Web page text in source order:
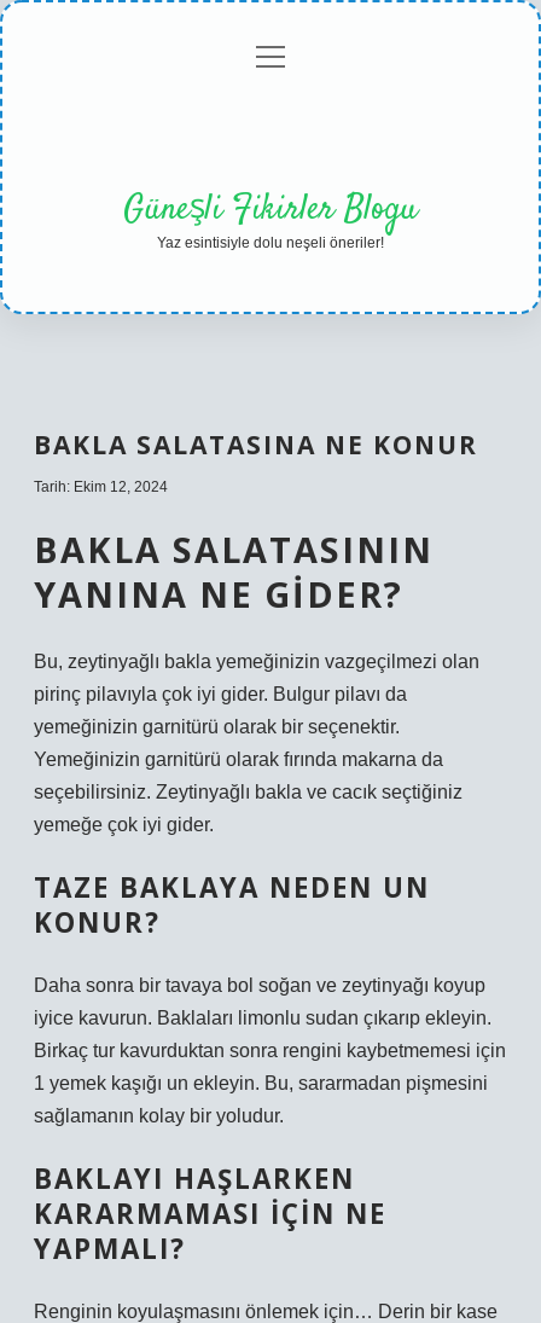
Gizlilikmenüyü
Güneşli Fikirler Blogu
Yaz esintisiyle dolu neşeli öneriler!
BAKLA SALATASINA NE KONUR
Tarih: Ekim 12, 2024
BAKLA SALATASININ
YANINA NE GIDER?
Bu, zeytinyağlı bakla yemeğinizin vazgeçilmezi olan
pirinç pilavıyla çok iyi gider. Bulgur pilavı da
yemeğinizin garnitürü olarak bir seçenektir.
Yemeğinizin garnitürü olarak fırında makarna da
seçebilirsiniz. Zeytinyağlı bakla ve cacık seçtiğiniz
yemeğe çok iyi gider.
TAZE BAKLAYA NEDEN UN
KONUR?
Daha sonra bir tavaya bol soğan ve zeytinyağı koyup
iyice kavurun. Baklaları limonlu sudan çıkarıp ekleyin.
Birkaç tur kavurduktan sonra rengini kaybetmemesi için
1 yemek kaşığı un ekleyin. Bu, sararmadan pişmesini
sağlamanın kolay bir yoludur.
BAKLAYI HAŞLARKEN
KARARMAMASI IÇIN NE
YAPMALI?
Renginin koyulaşmasını önlemek için… Derin bir kase